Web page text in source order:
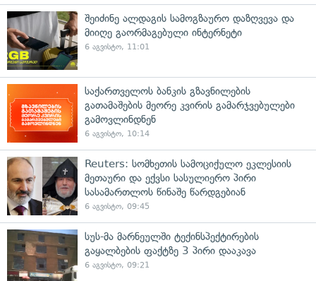
შეიძინე ალდაგის სამოგზაურო დაზღვევა და
მიიღე გაორმაგებული ინტერნეტი
6 აგვისტო, 11:01
საქართველოს ბანკის გზავნილების
გათამაშების მეორე კვირის გამარჯვებულები
გამოვლინდნენ
6 აგვისტო, 10:14
Reuters: სომხეთის სამოციქულო ეკლესიის
მეთაური და ექვსი სასულიერო პირი
სასამართლოს წინაშე წარდგებიან
6 აგვისტო, 09:45
სუს-მა მარნეულში ტექინსპექტირების
გაყალბების ფაქტზე 3 პირი დააკავა
6 აგვისტო, 09:21